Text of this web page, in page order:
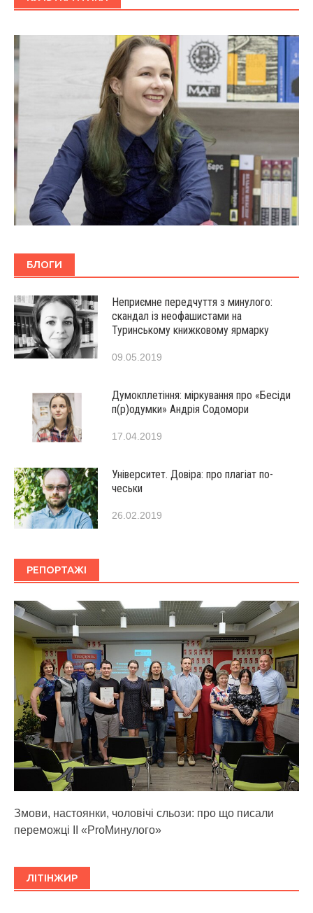
БЛОГИ
Неприємне передчуття з минулого:
скандал із неофашистами на
Туринському книжковому ярмарку
09.05.2019
Думокплетіння: міркування про «Бесіди
п(р)одумки» Андрія Содомори
17.04.2019
Університет. Довіра: про плагіат по-
чеськи
26.02.2019
РЕПОРТАЖІ
Змови, настоянки, чоловічі сльози: про що писали
переможці ІІ «ProМинулого»
ЛІТІНЖИР